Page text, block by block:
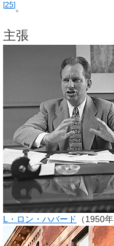
[25]。
主張
L・ロン・ハバード （1950年